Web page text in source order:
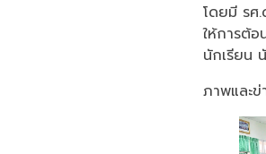
โดยมี รศ
ให้การต้อ
นักเรียน
ภาพและ